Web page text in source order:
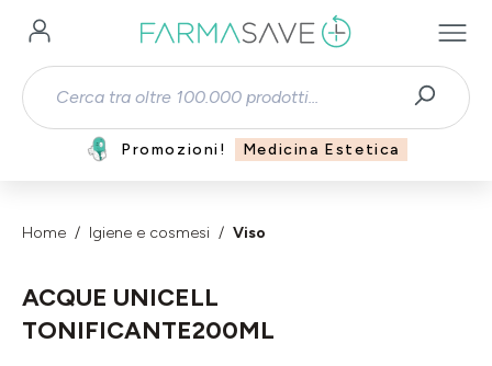
Passa al contenuto principale
Promozioni! Medicina Estetica
Home Igiene e cosmesi Viso
ACQUE UNICELL
TONIFICANTE200ML